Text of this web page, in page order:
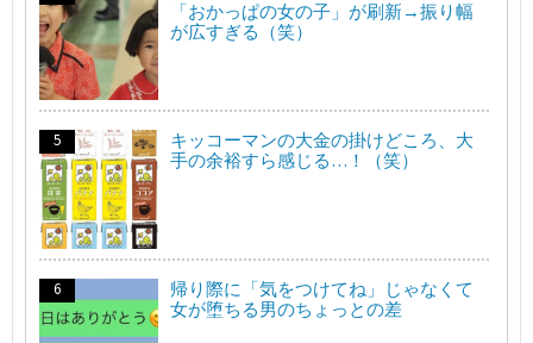
「おかっぱの女の子」が刷新→振り幅
が広すぎる（笑）
キッコーマンの大金の掛けどころ、大
手の余裕すら感じる…！（笑）
帰り際に「気をつけてね」じゃなくて
女が堕ちる男のちょっとの差